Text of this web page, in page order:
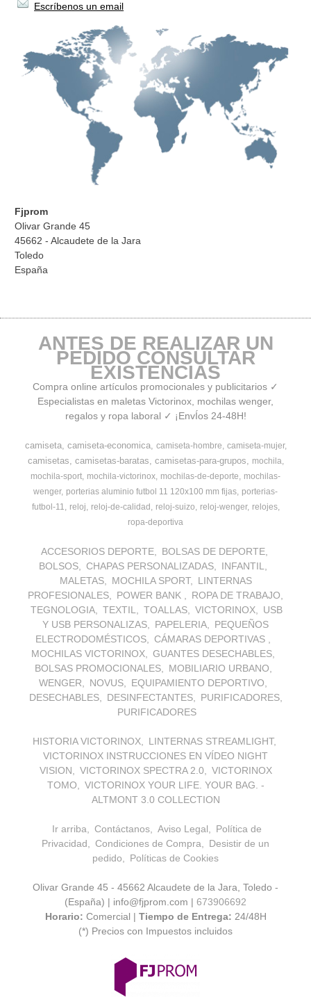
Escríbenos un email
Fjprom
Olivar Grande 45
45662 - Alcaudete de la Jara
Toledo
España
ANTES DE REALIZAR UN
PEDIDO CONSULTAR
EXISTENCIAS
Compra online artículos promocionales y publicitarios ✓
Especialistas en maletas Victorinox, mochilas wenger,
regalos y ropa laboral ✓ ¡EnvÍos 24-48H!
camiseta camiseta-economica camiseta-hombre camiseta-mujer
camisetas camisetas-baratas camisetas-para-grupos
mochila
mochila-sport mochila-victorinox mochilas-de-deporte
mochilas-
wenger porterias aluminio futbol 11 120x100 mm fijas porterias-
futbol-11
reloj reloj-de-calidad reloj-suizo reloj-wenger
relojes
ropa-deportiva
ACCESORIOS DEPORTE
BOLSAS DE DEPORTE
BOLSOS
CHAPAS PERSONALIZADAS
INFANTIL
MALETAS
MOCHILA SPORT
LINTERNAS
PROFESIONALES
POWER BANK
ROPA DE TRABAJO
TEGNOLOGIA
TEXTIL TOALLAS VICTORINOX
USB
Y USB PERSONALIZAS
PAPELERIA
PEQUEÑOS
ELECTRODOMÉSTICOS
CÁMARAS DEPORTIVAS
MOCHILAS VICTORINOX
GUANTES DESECHABLES
BOLSAS PROMOCIONALES
MOBILIARIO URBANO
WENGER
NOVUS
EQUIPAMIENTO DEPORTIVO
DESECHABLES
DESINFECTANTES
PURIFICADORES
PURIFICADORES
HISTORIA VICTORINOX
LINTERNAS STREAMLIGHT
VICTORINOX INSTRUCCIONES EN VÍDEO NIGHT
VISION
VICTORINOX SPECTRA 2.0
VICTORINOX
TOMO
VICTORINOX YOUR LIFE. YOUR BAG. -
ALTMONT 3.0 COLLECTION
Ir arriba Contáctanos Aviso Legal
Política de
Privacidad
Condiciones de Compra
Desistir de un
pedido
Políticas de Cookies
Olivar Grande 45 - 45662 Alcaudete de la Jara, Toledo -
(España) | info@fjprom.com | 673906692
Horario: Comercial | Tiempo de Entrega: 24/48H
(*) Precios con Impuestos incluidos